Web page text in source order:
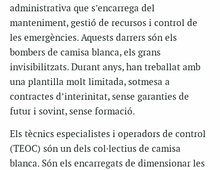
administrativa que s’encarrega del
manteniment, gestió de recursos i control de
les emergències. Aquests darrers són els
bombers de camisa blanca, els grans
invisibilitzats. Durant anys, han treballat amb
una plantilla molt limitada, sotmesa a
contractes d’interinitat, sense garanties de
futur i sovint, sense formació.
Els tècnics especialistes i operadors de control
(TEOC) són un dels col·lectius de camisa
blanca. Són els encarregats de dimensionar les